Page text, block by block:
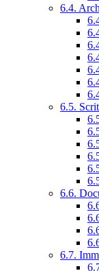
6.4.
6.5.
6.6.
6.7.